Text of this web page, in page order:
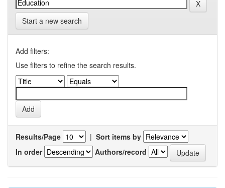
Start a new search
Add filters:
Use filters to refine the search results.
Results/Page | Sort items by
In order
Authors/record